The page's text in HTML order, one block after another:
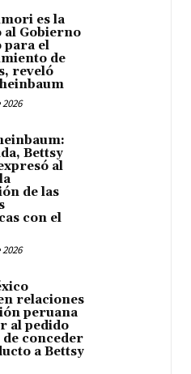
es la
al Gobierno
para el
de
reveló
Bettsy
al
de las
con el
relaciones
peruana
al pedido
conceder
a Bettsy